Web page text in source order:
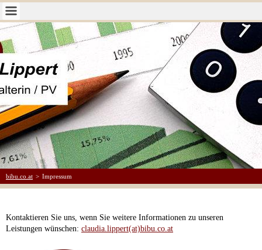
bibu.co.at > Impressum
Kontaktieren Sie uns, wenn Sie weitere Informationen zu unseren
Leistungen wünschen: claudia.lippert(at)bibu.co.at